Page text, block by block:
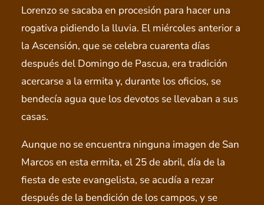
Lorenzo se sacaba en procesión para hacer una
rogativa pidiendo la lluvia. El miércoles anterior a
la Ascensión, que se celebra cuarenta días
después del Domingo de Pascua, era tradición
acercarse a la ermita y, durante los oficios, se
bendecía agua que los devotos se llevaban a sus
casas.
Aunque no se encuentra ninguna imagen de San
Marcos en esta ermita, el 25 de abril, día de la
fiesta de este evangelista, se acudía a rezar
después de la bendición de los campos, y se